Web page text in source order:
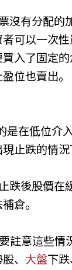
沒有分配
可以一次
入了固定
位也賣出。
是在低位介
止跌的情況
跌後股價
倉。
註意這些
、 大盤下